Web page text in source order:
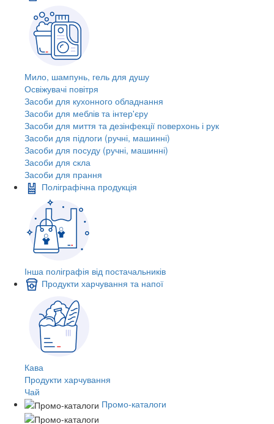
Мило, шампунь, гель для душу
Освіжувачі повітря
Засоби для кухонного обладнання
Засоби для меблів та інтер'єру
Засоби для миття та дезінфекції поверхонь і рук
Засоби для підлоги (ручні, машинні)
Засоби для посуду (ручні, машинні)
Засоби для скла
Засоби для прання
Поліграфічна продукція
Інша поліграфія від постачальників
Продукти харчування та напої
Кава
Продукти харчування
Чай
Промо-каталоги